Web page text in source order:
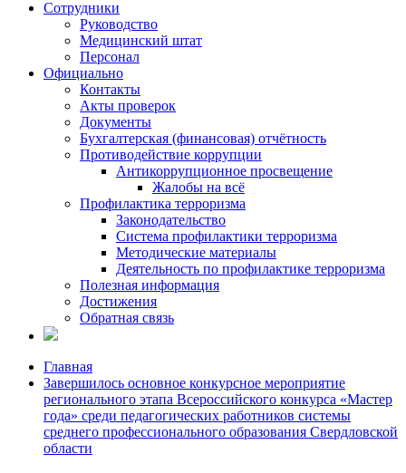
Сотрудники
Руководство
Медицинский штат
Персонал
Официально
Контакты
Акты проверок
Документы
Бухгалтерская (финансовая) отчётность
Противодействие коррупции
Антикоррупционное просвещение
Жалобы на всё
Профилактика терроризма
Законодательство
Система профилактики терроризма
Методические материалы
Деятельность по профилактике терроризма
Полезная информация
Достижения
Обратная связь
Главная
Завершилось основное конкурсное мероприятие
регионального этапа Всероссийского конкурса «Мастер
года» среди педагогических работников системы
среднего профессионального образования Свердловской
области